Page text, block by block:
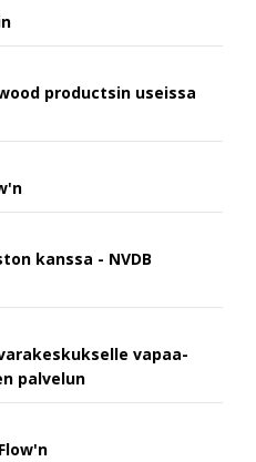
productsin useissa
kanssa - NVDB
vapaa-
palvelun